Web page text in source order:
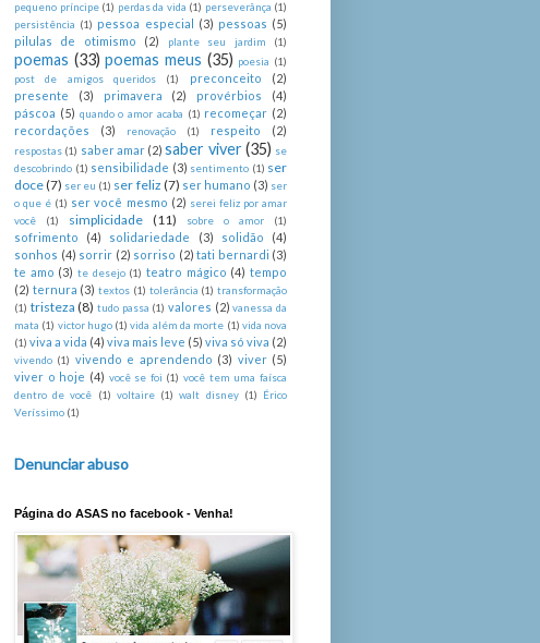
pequeno príncipe (1) perdas da vida (1) perseverânça (1)
persistência (1) pessoa especial (3) pessoas (5)
pilulas de otimismo
(2) plante seu jardim (1)
poemas (33) poemas meus (35) poesia (1)
post de amigos queridos
(1) preconceito
(2)
presente
(3) primavera (2) provérbios
(4)
páscoa (5) quando o amor acaba (1) recomeçar (2)
recordações
(3) renovação (1) respeito (2)
respostas (1) saber amar (2) saber viver (35) se
descobrindo (1) sensibilidade (3) sentimento (1) ser
doce(7) ser eu (1) ser feliz (7) ser humano (3) ser
o que é (1) ser você mesmo (2) serei feliz por amar
você
(1) simplicidade (11) sobre o amor (1)
sofrimento (4) solidariedade (3) solidão
(4)
sonhos (4) sorrir (2) sorriso (2) tati bernardi (3)
te amo (3) te desejo (1) teatro mágico (4) tempo
(2) ternura (3) textos (1) tolerância (1) transformação
(1) tristeza (8) tudo passa (1) valores (2) vanessa da
mata (1) victor hugo (1) vida além da morte (1) vida nova
(1) viva a vida (4) viva mais leve (5) viva só viva (2)
vivendo (1) vivendo e aprendendo (3) viver (5)
viver o hoje (4) você se foi (1) você tem uma faísca
dentro de você
(1) voltaire (1) walt disney (1)
Érico
Veríssimo (1)
Denunciar abuso
Página do ASAS no facebook - Venha!